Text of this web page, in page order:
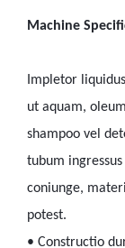
Machine Specif
Impletor
ut aquam,
shampoo vel
tubum
coniunge,
potest.
• Constructio